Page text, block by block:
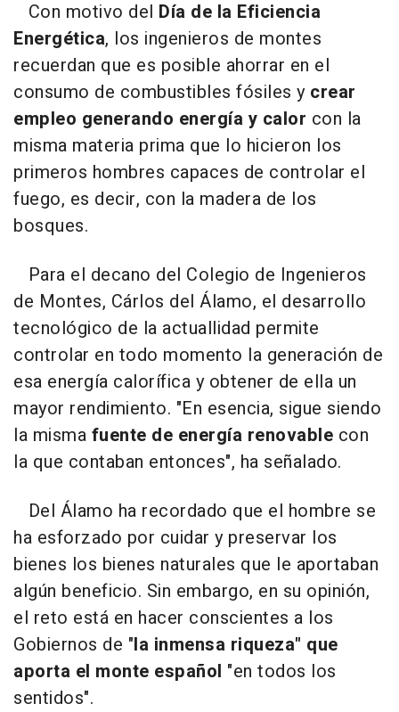
Con motivo del Día de la Eficiencia
Energética, los ingenieros de montes
recuerdan que es posible ahorrar en el
consumo de combustibles fósiles y crear
empleo generando energía y calor con la
misma materia prima que lo hicieron los
primeros hombres capaces de controlar el
fuego, es decir, con la madera de los
bosques.
Para el decano del Colegio de Ingenieros
de Montes, Cárlos del Álamo, el desarrollo
tecnológico de la actuallidad permite
controlar en todo momento la generación de
esa energía calorífica y obtener de ella un
mayor rendimiento. "En esencia, sigue siendo
la misma fuente de energía renovable con
la que contaban entonces", ha señalado.
Del Álamo ha recordado que el hombre se
ha esforzado por cuidar y preservar los
bienes los bienes naturales que le aportaban
algún beneficio. Sin embargo, en su opinión,
el reto está en hacer conscientes a los
Gobiernos de "la inmensa riqueza" que
aporta el monte español "en todos los
sentidos".